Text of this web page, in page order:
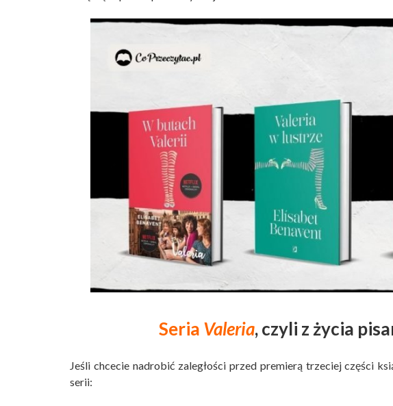
Seria Valeria, czyli z życia
Jeśli chcecie nadrobić zaległości przed premierą trzeciej części
serii: